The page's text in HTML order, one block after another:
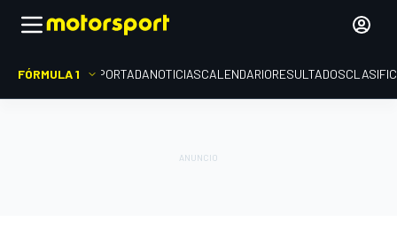
FÓRMULA 1 PORTADANOTICIASCALENDARIORESULTADOS